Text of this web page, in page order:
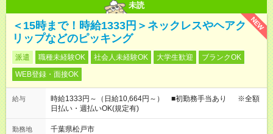
未読
NEW
＜15時まで！時給1333円＞ネックレスやヘアク
リップなどのピッキング
派遣 職種未経験OK 社会人未経験OK 大学生歓迎
ブランクOK
WEB登録・面接OK
給与
時給1333円～（日給10,664円～） ■初勤務手当あり ※全額
日払い・週払いOK(規定有)
勤務地
千葉県松戸市